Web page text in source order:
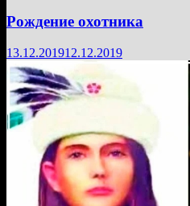
Рождение охотника
13.12.201912.12.2019